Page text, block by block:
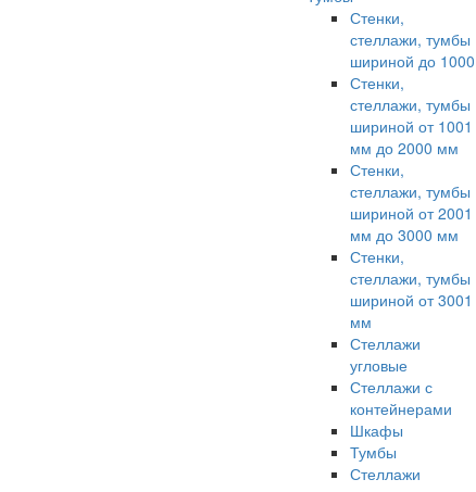
Стенки,
стеллажи, тумбы
шириной до 1000
Стенки,
стеллажи, тумбы
шириной от 1001
мм до 2000 мм
Стенки,
стеллажи, тумбы
шириной от 2001
мм до 3000 мм
Стенки,
стеллажи, тумбы
шириной от 3001
мм
Стеллажи
угловые
Стеллажи с
контейнерами
Шкафы
Тумбы
Стеллажи